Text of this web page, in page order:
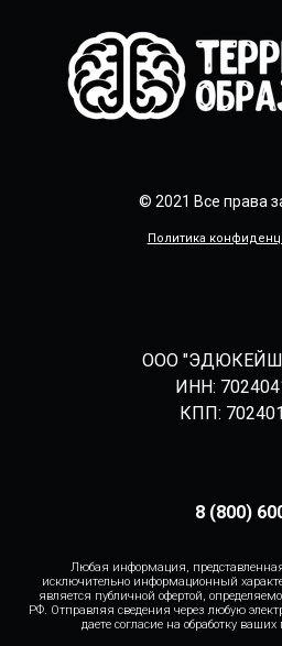
© 2021 Все права
Политика
ООО
ИНН:
КПП:
8 (800)
Любая информация,
исключительно информационный
является публичной офертой,
РФ. Отправляя сведения через любую
даете согласие на обработку